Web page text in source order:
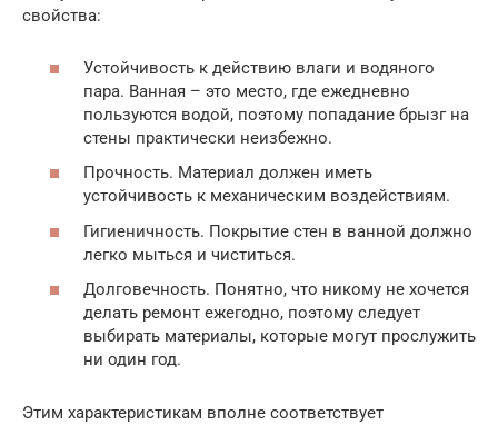
свойства:
Устойчивость к действию влаги и водяного
пара. Ванная – это место, где ежедневно
пользуются водой, поэтому попадание брызг на
стены практически неизбежно.
Прочность. Материал должен иметь
устойчивость к механическим воздействиям.
Гигиеничность. Покрытие стен в ванной должно
легко мыться и чиститься.
Долговечность. Понятно, что никому не хочется
делать ремонт ежегодно, поэтому следует
выбирать материалы, которые могут прослужить
ни один год.
Этим характеристикам вполне соответствует